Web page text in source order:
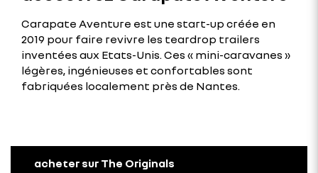
Carapate Aventure est une start-up créée en
2019 pour faire revivre les teardrop trailers
inventées aux Etats-Unis. Ces « mini-caravanes »
légères, ingénieuses et confortables sont
fabriquées localement près de Nantes.
acheter sur The Originals